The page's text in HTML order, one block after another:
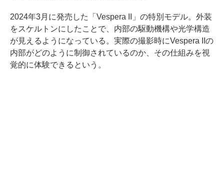
2024年3月に発売した「Vespera II」の特別モデル。外装
をスケルトンにしたことで、内部の駆動機構や光学構造
が見えるようになっている。実際の撮影時にVespera IIの
内部がどのように制御されているのか、その仕組みを視
覚的に体験できるという。